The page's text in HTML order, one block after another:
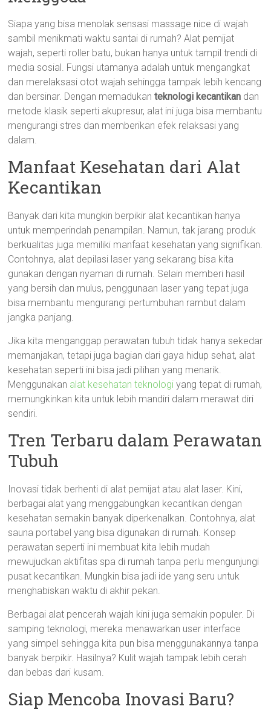
Siapa yang bisa menolak sensasi massage nice di wajah
sambil menikmati waktu santai di rumah? Alat pemijat
wajah, seperti roller batu, bukan hanya untuk tampil trendi di
media sosial. Fungsi utamanya adalah untuk mengangkat
dan merelaksasi otot wajah sehingga tampak lebih kencang
dan bersinar. Dengan memadukanteknologi kecantikan dan
metode klasik seperti akupresur, alat ini juga bisa membantu
mengurangi stres dan memberikan efek relaksasi yang
dalam.
Manfaat Kesehatan dari Alat
Kecantikan
Banyak dari kita mungkin berpikir alat kecantikan hanya
untuk memperindah penampilan. Namun, tak jarang produk
berkualitas juga memiliki manfaat kesehatan yang signifikan.
Contohnya, alat depilasi laser yang sekarang bisa kita
gunakan dengan nyaman di rumah. Selain memberi hasil
yang bersih dan mulus, penggunaan laser yang tepat juga
bisa membantu mengurangi pertumbuhan rambut dalam
jangka panjang.
Jika kita menganggap perawatan tubuh tidak hanya sekedar
memanjakan, tetapi juga bagian dari gaya hidup sehat, alat
kesehatan seperti ini bisa jadi pilihan yang menarik.
Menggunakan alat kesehatan teknologi yang tepat di rumah,
memungkinkan kita untuk lebih mandiri dalam merawat diri
sendiri.
Tren Terbaru dalam Perawatan
Tubuh
Inovasi tidak berhenti di alat pemijat atau alat laser. Kini,
berbagai alat yang menggabungkan kecantikan dengan
kesehatan semakin banyak diperkenalkan. Contohnya, alat
sauna portabel yang bisa digunakan di rumah. Konsep
perawatan seperti ini membuat kita lebih mudah
mewujudkan aktifitas spa di rumah tanpa perlu mengunjungi
pusat kecantikan. Mungkin bisa jadi ide yang seru untuk
menghabiskan waktu di akhir pekan.
Berbagai alat pencerah wajah kini juga semakin populer. Di
samping teknologi, mereka menawarkan user interface
yang simpel sehingga kita pun bisa menggunakannya tanpa
banyak berpikir. Hasilnya? Kulit wajah tampak lebih cerah
dan bebas dari kusam.
Siap Mencoba Inovasi Baru?